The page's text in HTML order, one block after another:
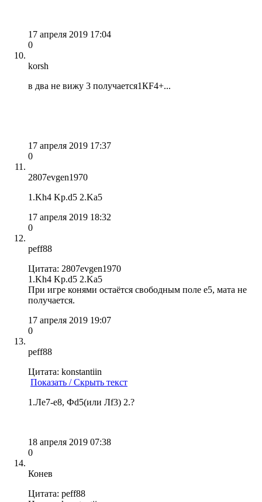
17 апреля 2019 17:04
0
korsh
в два не вижу 3 получается1КF4+...
17 апреля 2019 17:37
0
2807evgen1970
1.Kh4 Kp.d5 2.Ka5
17 апреля 2019 18:32
0
peff88
Цитата: 2807evgen1970
1.Kh4 Kp.d5 2.Ka5
При игре конями остаётся свободным поле е5, мата не
получается.
17 апреля 2019 19:07
0
peff88
Цитата: konstantiin
Показать / Скрыть текст
1.Ле7-е8, Фd5(или Лf3) 2.?
18 апреля 2019 07:38
0
Конев
Цитата: peff88